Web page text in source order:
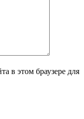
в этом браузере для